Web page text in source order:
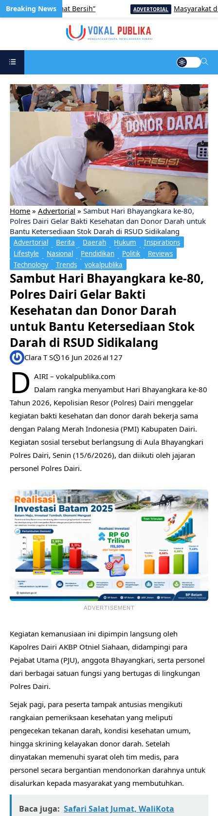
Aksi “Jumat Bersih” ADVERTORIAL Masyarakat di
Home » Advertorial » Sambut Hari Bhayangkara ke-80,
Polres Dairi Gelar Bakti Kesehatan dan Donor Darah untuk
Bantu Ketersediaan Stok Darah di RSUD Sidikalang
Advertorial Berita Daerah Hukum
Inspirations
Lifestyle
Nasional Pendidikan Politik
Reviews
Technology
Trends vokalpublika
Sambut Hari Bhayangkara ke-80,
Polres Dairi Gelar Bakti
Kesehatan dan Donor Darah
untuk Bantu Ketersediaan Stok
Darah di RSUD Sidikalang
Clara T S 16 Jun 2026 127
D AIRI – vokalpublika.com
Dalam rangka menyambut Hari Bhayangkara ke-80
Tahun 2026, Kepolisian Resor (Polres) Dairi menggelar
kegiatan bakti kesehatan dan donor darah bekerja sama
dengan Palang Merah Indonesia (PMI) Kabupaten Dairi.
Kegiatan sosial tersebut berlangsung di Aula Bhayangkari
Polres Dairi, Senin (15/6/2026), dan diikuti oleh jajaran
personel Polres Dairi.
ADVERTISEMENT
Kegiatan kemanusiaan ini dipimpin langsung oleh
Kapolres Dairi AKBP Otniel Siahaan, didampingi para
Pejabat Utama (PJU), anggota Bhayangkari, serta personel
dari berbagai satuan fungsi yang bertugas di lingkungan
Polres Dairi.
Sejak pagi, para peserta tampak antusias mengikuti
rangkaian pemeriksaan kesehatan yang meliputi
pengecekan tekanan darah, kondisi kesehatan umum,
hingga skrining kelayakan donor darah. Setelah
dinyatakan memenuhi syarat oleh tim medis, para
personel secara bergantian mendonorkan darahnya untuk
disalurkan kepada masyarakat yang membutuhkan.
Baca juga: Safari Salat Jumat, WaliKota